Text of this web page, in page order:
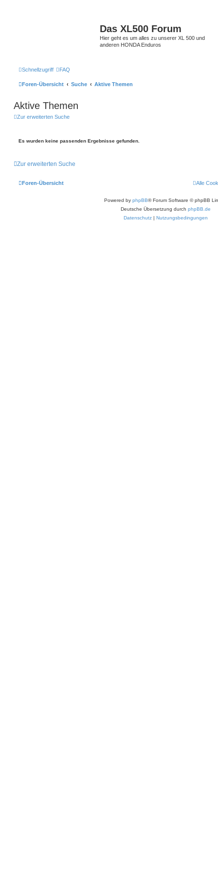
Das XL500 Forum
Hier geht es um alles zu unserer XL 500 und
anderen HONDA Enduros
Schnellzugriff FAQ
Foren-Übersicht Suche Aktive Themen
Aktive Themen
Zur erweiterten Suche
Es wurden keine passenden Ergebnisse gefunden.
Zur erweiterten Suche
Foren-Übersicht Alle
Powered by phpBB® Forum Software © phpBB
Deutsche Übersetzung durch phpBB.de
Datenschutz | Nutzungsbedingungen